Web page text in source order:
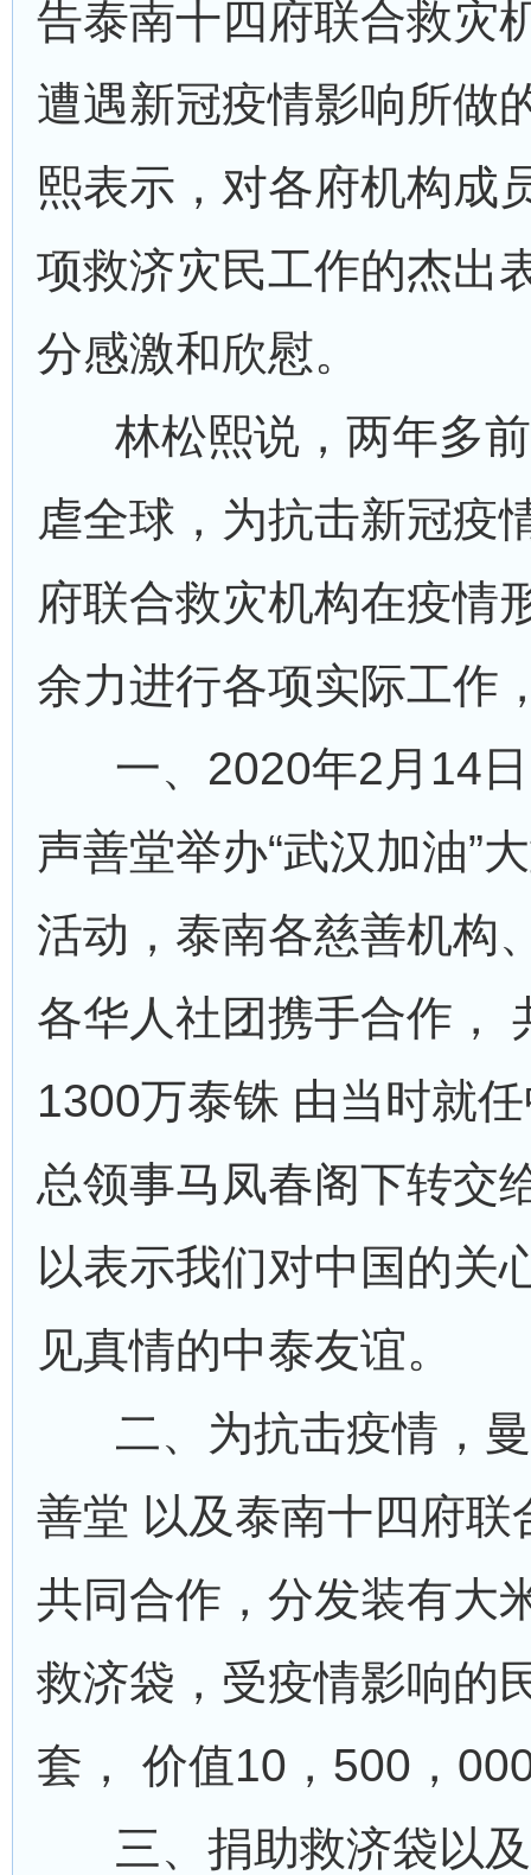
告泰南十四府联合救灾
遭遇新冠疫情影响所做
熙表示，对各府机构成
项救济灾民工作的杰出
分感激和欣慰。
林松熙说，两年多
虐全球，为抗击新冠疫
府联合救灾机构在疫情
余力进行各项实际工作
一、2020年2月14
声善堂举办“武汉加油”
活动，泰南各慈善机构
各华人社团携手合作，
1300万泰铢 由当时就
总领事马凤春阁下转交
以表示我们对中国的关
见真情的中泰友谊。
二、为抗击疫情，
善堂 以及泰南十四府联
共同合作，分发装有大
救济袋，受疫情影响的
套， 价值10，500，
三、捐助救济袋以